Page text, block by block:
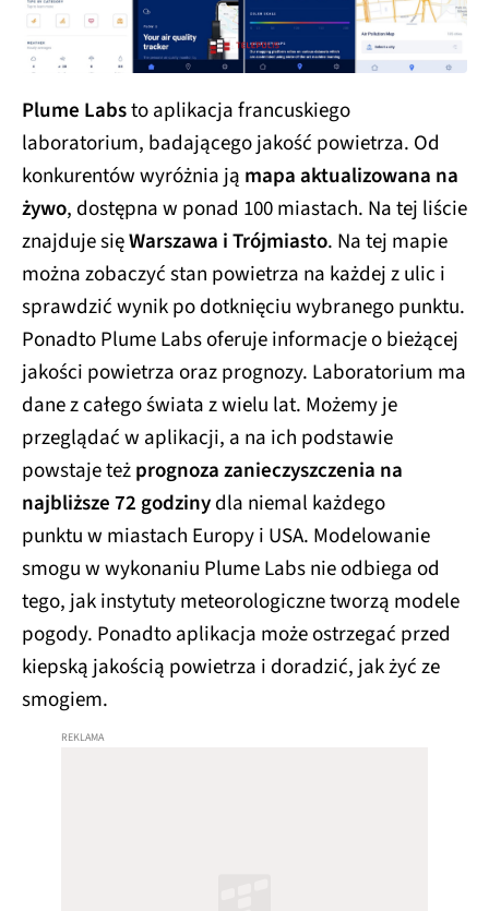
Plume Labsto aplikacja francuskiego
laboratorium, badającego jakość powietrza. Od
konkurentów wyróżnia ją mapa aktualizowana na
żywo, dostępna w ponad 100 miastach. Na tej liście
znajduje sięWarszawa i Trójmiasto. Na tej mapie
można zobaczyć stan powietrza na każdej z ulic i
sprawdzić wynik po dotknięciu wybranego punktu.
Ponadto Plume Labs oferuje informacje o bieżącej
jakości powietrza oraz prognozy. Laboratorium ma
dane z całego świata z wielu lat. Możemy je
przeglądać w aplikacji, a na ich podstawie
powstaje teżprognoza zanieczyszczenia na
najbliższe 72 godzinydla niemal każdego
punktu w miastach Europy i USA. Modelowanie
smogu w wykonaniu Plume Labs nie odbiega od
tego, jak instytuty meteorologiczne tworzą modele
pogody. Ponadto aplikacja może ostrzegać przed
kiepską jakością powietrza i doradzić, jak żyć ze
smogiem.